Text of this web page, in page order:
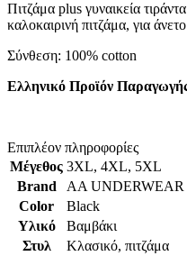
Πιτζάμα plus γυναικεία
καλοκαιρινή πιτζάμα, για
Σύνθεση: 100% cotton
Ελληνικό Προϊόν
Επιπλέον πληροφορίες
Μέγεθος 3XL, 4XL, 5XL
Brand
AA UNDERWEAR
Color
Black
Υλικό
Βαμβάκι
Στυλ
Κλασικό, πιτζάμα